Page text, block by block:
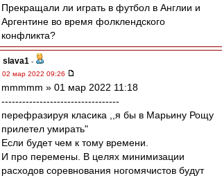
Прекращали ли играть в футбол в Англии и
Аргентине во время фолклендского
конфликта?
slava1 -
02 мар 2022 09:26
mmmmm » 01 мар 2022 11:18
----------------------------------
перефразируя класика ,,я бы в Марьину Рощу
прилетел умирать"
Если будет чем к тому времени.
И про перемены. В целях минимизации
расходов соревнования ногомячистов будут